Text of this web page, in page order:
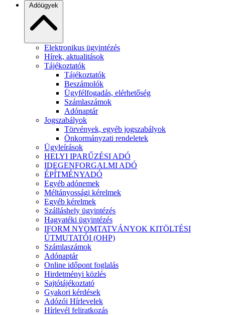
Adóügyek
Elektronikus ügyintézés
Hírek, aktualitások
Tájékoztatók
Tájékoztatók
Beszámolók
Ügyfélfogadás, elérhetőség
Számlaszámok
Adónaptár
Jogszabályok
Törvények, egyéb jogszabályok
Önkormányzati rendeletek
Ügyleírások
HELYI IPARŰZÉSI ADÓ
IDEGENFORGALMI ADÓ
ÉPÍTMÉNYADÓ
Egyéb adónemek
Méltányossági kérelmek
Egyéb kérelmek
Szálláshely ügyintézés
Hagyatéki ügyintézés
IFORM NYOMTATVÁNYOK KITÖLTÉSI
ÚTMUTATÓI (OHP)
Számlaszámok
Adónaptár
Online időpont foglalás
Hirdetményi közlés
Sajtótájékoztató
Gyakori kérdések
Adózói Hírlevelek
Hírlevél feliratkozás